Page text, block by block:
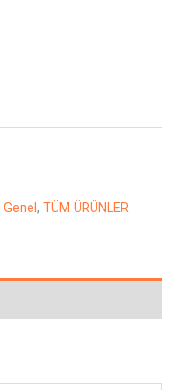
Genel , TÜM ÜRÜNLER